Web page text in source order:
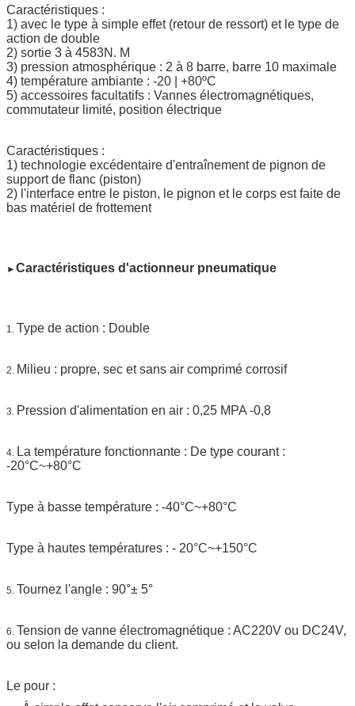
Caractéristiques :
1) avec le type à simple effet (retour de ressort) et le type de
action de double
2) sortie 3 à 4583N. M
3) pression atmosphérique : 2 à 8 barre, barre 10 maximale
4) température ambiante : -20 | +80ºC
5) accessoires facultatifs : Vannes électromagnétiques,
commutateur limité, position électrique
Caractéristiques :
1) technologie excédentaire d'entraînement de pignon de
support de flanc (piston)
2) l'interface entre le piston, le pignon et le corps est faite de
bas matériel de frottement
►Caractéristiques d'actionneur pneumatique
1. Type de action : Double
2. Milieu : propre, sec et sans air comprimé corrosif
3. Pression d'alimentation en air : 0,25 MPA -0,8
4. La température fonctionnante : De type courant :
-20°C~+80°C
Type à basse température : -40°C~+80°C
Type à hautes températures : - 20°C~+150°C
5. Tournez l'angle : 90°± 5°
6. Tension de vanne électromagnétique : AC220V ou DC24V,
ou selon la demande du client.
Le pour :